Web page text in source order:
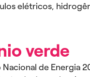
elétricos,
verde
Nacional de